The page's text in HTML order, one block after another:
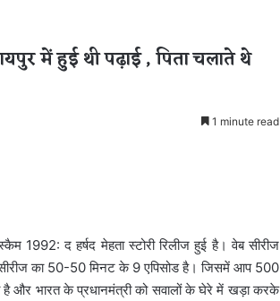
में हुई थी पढ़ाई , पिता चलाते थे
1 minute read
1992: द हर्षद मेहता स्टोरी रिलीज हुई है। वेब सीरीज
का 50-50 मिनट के 9 एपिसोड है। जिसमें आप 500
और भारत के प्रधानमंत्री को सवालों के घेरे में खड़ा करके